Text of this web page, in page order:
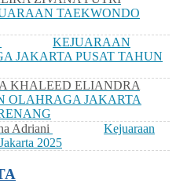
TAEKWONDO
KEJUARAAN
JAKARTA PUSAT TAHUN
KHALEED ELIANDRA
OLAHRAGA JAKARTA
Adriani
Kejuaraan
2025